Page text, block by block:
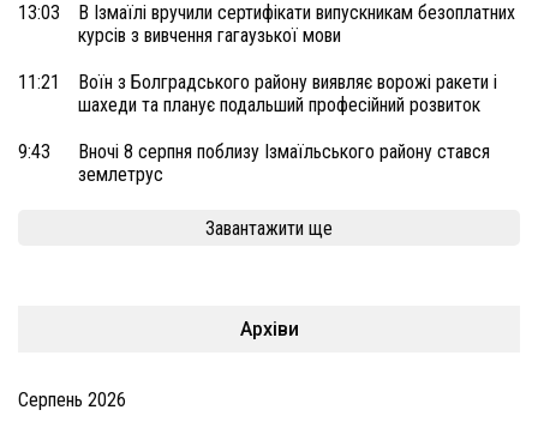
13:03
В Ізмаїлі вручили сертифікати випускникам безоплатних
курсів з вивчення гагаузької мови
11:21
Воїн з Болградського району виявляє ворожі ракети і
шахеди та планує подальший професійний розвиток
9:43
Вночі 8 серпня поблизу Ізмаїльського району стався
землетрус
Завантажити ще
Архіви
Серпень 2026